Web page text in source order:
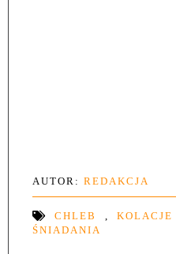
AUTOR: REDAKCJA
CHLEB KOLACJE
ŚNIADANIA